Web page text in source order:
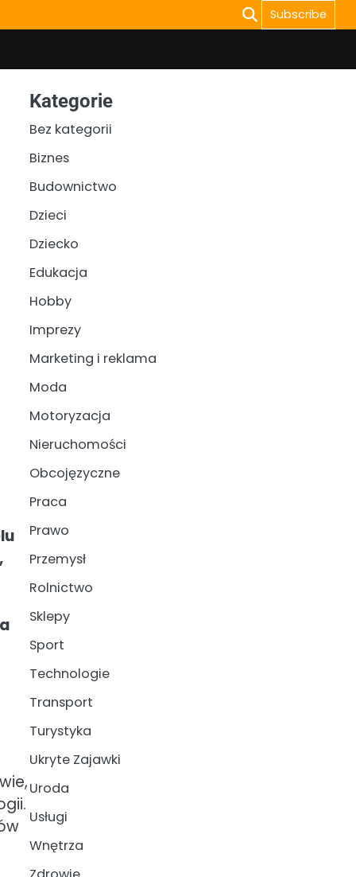
Subscribe
Kategorie
Bez kategorii
Biznes
Budownictwo
Dzieci
Dziecko
Edukacja
Hobby
Imprezy
Marketing i reklama
Moda
Motoryzacja
Nieruchomości
Obcojęzyczne
Praca
Prawo
Przemysł
Rolnictwo
Sklepy
Sport
Technologie
Transport
Turystyka
Ukryte Zajawki
Uroda
Usługi
Wnętrza